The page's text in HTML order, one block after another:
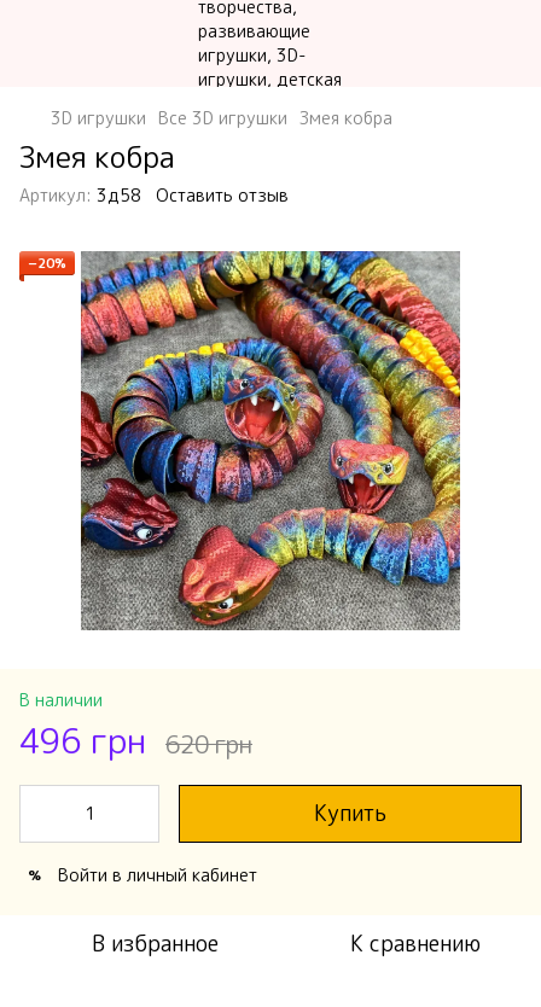
3D игрушки Все 3D игрушки Змея кобра
Змея кобра
Артикул: 3д58 Оставить отзыв
−20%
В наличии
496 грн 620 грн
Купить
% Войти в личный кабинет
В избранное К сравнению